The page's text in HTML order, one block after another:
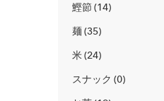
鰹節 14
麺 35
米 24
スナック 0